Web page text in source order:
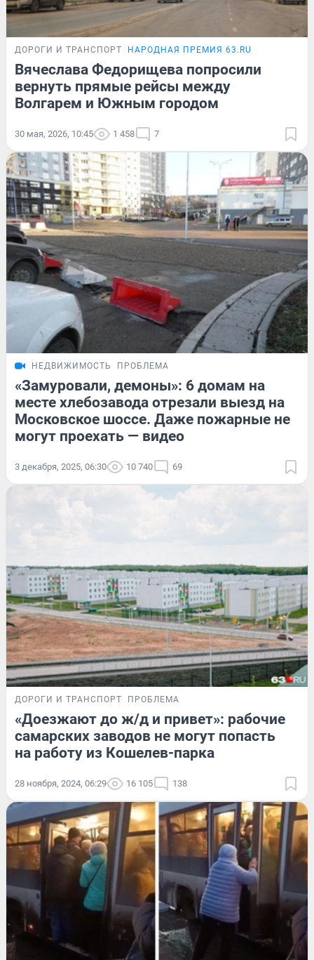
ДОРОГИ И ТРАНСПОРТ НАРОДНАЯ ПРЕМИЯ 63.RU
Вячеслава Федорищева попросили
вернуть прямые рейсы между
Волгарем и Южным городом
30 мая, 2026, 10:45 1 458 7
НЕДВИЖИМОСТЬ ПРОБЛЕМА
«Замуровали, демоны»: 6 домам на
месте хлебозавода отрезали выезд на
Московское шоссе. Даже пожарные не
могут проехать — видео
3 декабря, 2025, 06:30 10 740 69
ДОРОГИ И ТРАНСПОРТ ПРОБЛЕМА
«Доезжают до ж/д и привет»: рабочие
самарских заводов не могут попасть
на работу из Кошелев-парка
28 ноября, 2024, 06:29 16 105 138